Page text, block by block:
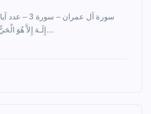
إِلَـهَ إِلاَّ هُوَ الْحَيُّ الْقَيُّومُ 2 نَزَّلَ عَلَيْكَ الْكِتَابَ بِالْحَقِّ مُصَدِّقاً لِّمَا بَيْنَ…